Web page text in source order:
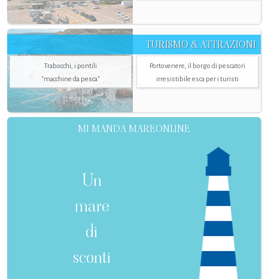
TURISMO & ATTRAZIONI
Trabocchi, i pontili
"macchine da pesca"
Portovenere, il borgo di pescatori
irresistibile esca per i turisti
MI MANDA MAREONLINE
Un
mare
di
sconti